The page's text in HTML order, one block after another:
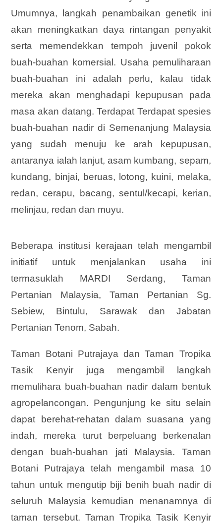
Umumnya, langkah penambaikan genetik ini
akan meningkatkan daya rintangan penyakit
serta memendekkan tempoh juvenil pokok
buah-buahan komersial. Usaha pemuliharaan
buah-buahan ini adalah perlu, kalau tidak
mereka akan menghadapi kepupusan pada
masa akan datang. Terdapat Terdapat spesies
buah-buahan nadir di Semenanjung Malaysia
yang sudah menuju ke arah kepupusan,
antaranya ialah lanjut, asam kumbang, sepam,
kundang, binjai, beruas, lotong, kuini, melaka,
redan, cerapu, bacang, sentul/kecapi, kerian,
melinjau, redan dan muyu.
Beberapa institusi kerajaan telah mengambil
initiatif untuk menjalankan usaha ini
termasuklah MARDI Serdang, Taman
Pertanian Malaysia, Taman Pertanian Sg.
Sebiew, Bintulu, Sarawak dan Jabatan
Pertanian Tenom, Sabah.
Taman Botani Putrajaya dan Taman Tropika
Tasik Kenyir juga mengambil langkah
memulihara buah-buahan nadir dalam bentuk
agropelancongan. Pengunjung ke situ selain
dapat berehat-rehatan dalam suasana yang
indah, mereka turut berpeluang berkenalan
dengan buah-buahan jati Malaysia. Taman
Botani Putrajaya telah mengambil masa 10
tahun untuk mengutip biji benih buah nadir di
seluruh Malaysia kemudian menanamnya di
taman tersebut. Taman Tropika Tasik Kenyir